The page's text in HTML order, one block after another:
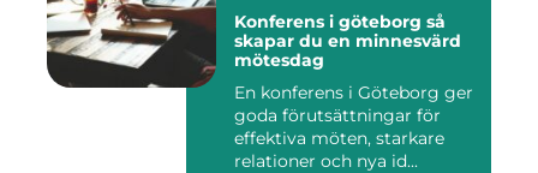
Konferens i göteborg så
skapar du en minnesvärd
mötesdag
En konferens i Göteborg ger
goda förutsättningar för
effektiva möten, starkare
relationer och nya id...